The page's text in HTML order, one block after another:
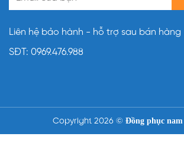
Liên hệ bảo hành - hỗ trợ sau bán hàng
SĐT: 0969.476.988
Copyright 2026 © Đồng phục